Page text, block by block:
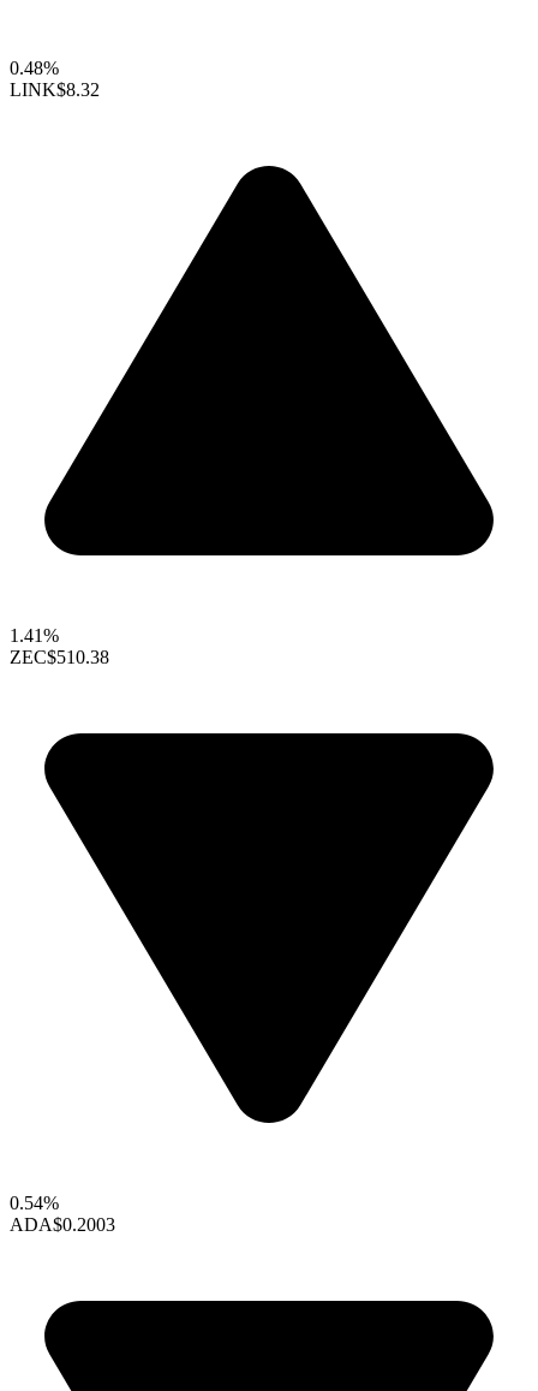
0.48%
LINK$8.32
1.41%
ZEC$510.38
0.54%
ADA$0.2003